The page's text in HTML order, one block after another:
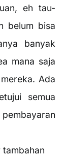
eh tau-
belum bisa
banyak
mana saja
Ada
semua